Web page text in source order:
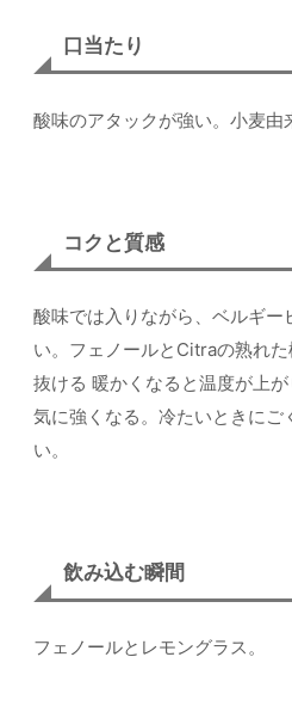
口当たり
酸味のアタックが強い。小麦由
コクと質感
酸味では入りながら、ベルギー
い。フェノールとCitraの熟れ
抜ける 暖かくなると温度が上
気に強くなる。冷たいときにご
い。
飲み込む瞬間
フェノールとレモングラス。